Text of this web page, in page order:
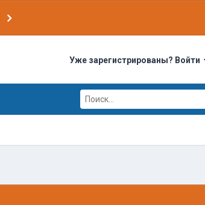
Уже зарегистрированы? Войти